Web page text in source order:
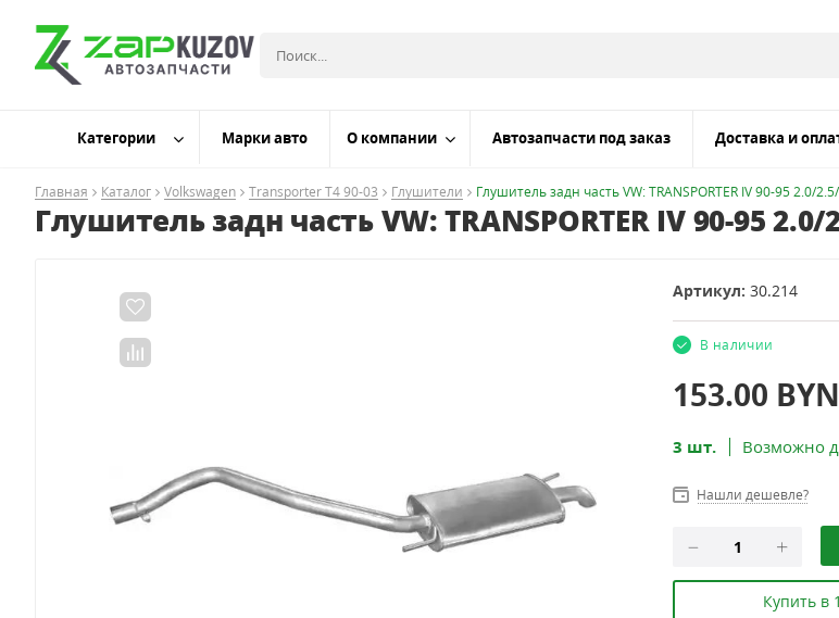
Категории Марки авто О компании Автозапчасти под заказ Доставка и
Главная Каталог Volkswagen Transporter T4 90-03 Глушители Глушитель задн часть VW: TRANSPORTER IV 90-95 2.0/
Глушитель задн часть VW: TRANSPORTER IV 90-95 2.0/
Артикул:30.214
В наличии
153.00 BYN
3 шт. Возможно
Нашли дешевле?
Купить в